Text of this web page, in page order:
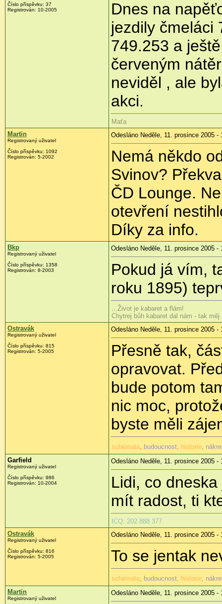
Číslo příspěvku: 37
Registrován: 10-2005
Dnes na
jezdily čmeláci
749.253 a
červeným
neviděl , ale
akci.
Maťa
Martin
Registrovaný uživatel
Číslo příspěvku: 1092
Registrován: 5-2002
Odesláno Neděle, 11. prosince 2005 -
Nemá někdo
Svinov?
ČD Lounge.
otevření
Díky za info.
Bkp
Registrovaný uživatel
Číslo příspěvku: 1358
Registrován: 8-2003
Odesláno Neděle, 11. prosince 2005 -
Pokud já vím,
roku 1895)
...Život je kabaret a flám!
Chytrej bůh kabaret dal nám - tak
Ostravák
Registrovaný uživatel
Číslo příspěvku: 815
Registrován: 5-2005
Odesláno Neděle, 11. prosince 2005 -
Přesně tak,
opravovat.
bude potom
nic moc,
byste měli
schémata budoucnost historie
Garfield
Registrovaný uživatel
Číslo příspěvku: 986
Registrován: 10-2004
Odesláno Neděle, 11. prosince 2005 -
Lidi, co
mít radost, ti
ICQ: 202 888 377
Ostravák
Registrovaný uživatel
Číslo příspěvku: 816
Registrován: 5-2005
Odesláno Neděle, 11. prosince 2005 -
To se jentak
schémata budoucnost historie
Martin
Registrovaný uživatel
Odesláno Neděle, 11. prosince 2005 -